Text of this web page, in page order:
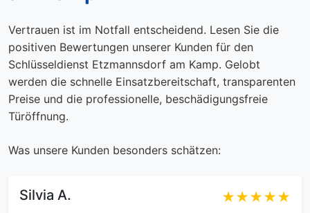
Vertrauen ist im Notfall entscheidend. Lesen Sie die
positiven Bewertungen unserer Kunden für den
Schlüsseldienst Etzmannsdorf am Kamp. Gelobt
werden die schnelle Einsatzbereitschaft, transparenten
Preise und die professionelle, beschädigungsfreie
Türöffnung.
Was unsere Kunden besonders schätzen:
Silvia A. ★★★★★